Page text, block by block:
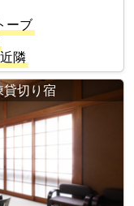
ーブ
隣
切り宿